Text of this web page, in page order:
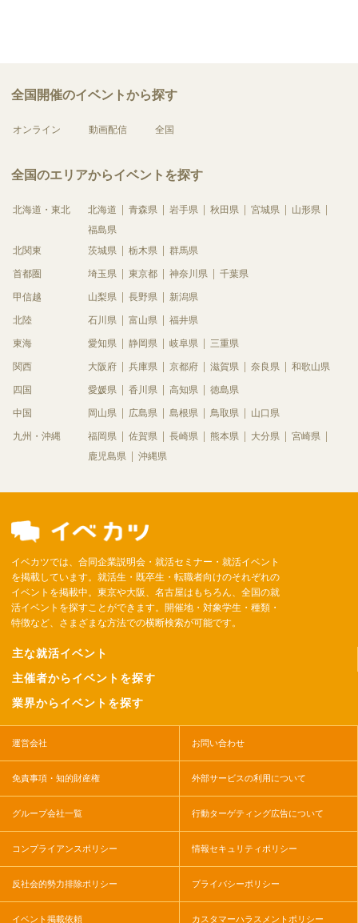
全国開催のイベントから探す
オンライン 動画配信 全国
全国のエリアからイベントを探す
北海道・東北 北海道 青森県 岩手県 秋田県 宮城県
山形県
福島県
北関東
茨城県 栃木県 群馬県
首都圏 埼玉県 東京都 神奈川県 千葉県
甲信越 山梨県 長野県 新潟県
北陸 石川県 富山県 福井県
東海 愛知県 静岡県 岐阜県 三重県
関西 大阪府 兵庫県 京都府 滋賀県 奈良県 和歌山県
四国 愛媛県 香川県 高知県 徳島県
中国 岡山県 広島県 島根県 鳥取県 山口県
九州・沖縄 福岡県 佐賀県 長崎県 熊本県 大分県
宮崎県
鹿児島県
沖縄県
イベカツでは、合同企業説明会・就活セミナー・就活イベント
を掲載しています。就活生・既卒生・転職者向けのそれぞれの
イベントを掲載中。東京や大阪、名古屋はもちろん、全国の就
活イベントを探すことができます。開催地・対象学生・種類・
特徴など、さまざまな方法での横断検索が可能です。
主な就活イベント
主催者からイベントを探す
業界からイベントを探す
運営会社 お問い合わせ
免責事項・知的財産権 外部サービスの利用について
グループ会社一覧 行動ターゲティング広告について
コンプライアンスポリシー 情報セキュリティポリシー
反社会的勢力排除ポリシー プライバシーポリシー
イベント掲載依頼 カスタマーハラスメントポリシー